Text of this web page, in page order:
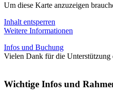
Um diese Karte anzuzeigen
Inhalt entsperren
Weitere Informationen
Infos und Buchung
Vielen Dank für die Unterstützung
Wichtige Infos und